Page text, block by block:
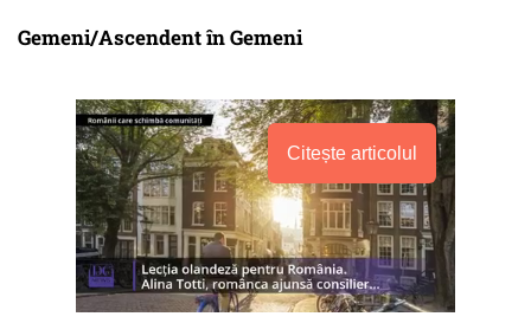
Gemeni/Ascendent în Gemeni
Citește articolul